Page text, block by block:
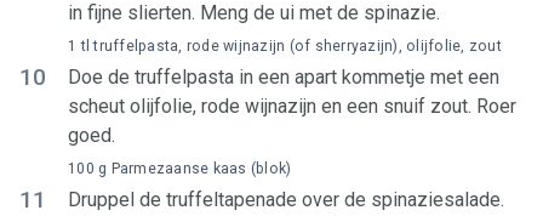
in fijne slierten. Meng de ui met de spinazie.
10
Doe de truffelpasta in een apart kommetje met een
scheut olijfolie, rode wijnazijn en een snuif zout. Roer
goed.
1 tl truffelpasta, rode wijnazijn (of sherryazijn), olijfolie, zout
11
Druppel de truffeltapenade over de spinaziesalade.
100 g Parmezaanse kaas (blok)